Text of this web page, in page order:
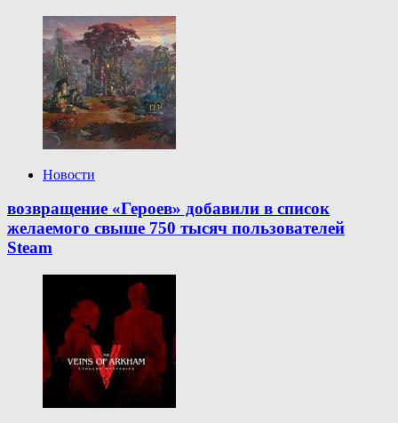
Новости
возвращение «Героев» добавили в список
желаемого свыше 750 тысяч пользователей
Steam